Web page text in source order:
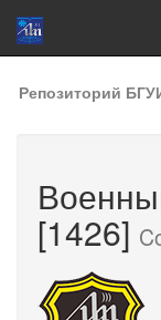
Skip
navigation
Репозиторий
[1426]